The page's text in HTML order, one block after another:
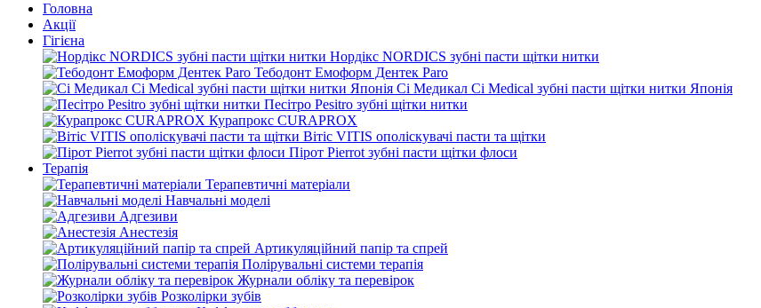
Головна
Акції
Гігієна
Нордікс NORDICS зубні пасти щітки нитки
Тебодонт Емоформ Дентек Paro
Сі Медикал Ci Medical зубні пасти щітки нитки Японія
Песітро Pesitro зубні щітки нитки
Курапрокс CURAPROX
Вітіс VITIS ополіскувачі пасти та щітки
Пірот Pierrot зубні пасти щітки флоси
Терапія
Терапевтичні матеріали
Навчальні моделі
Адгезиви
Анестезія
Артикуляційний папір та спрей
Полірувальні системи терапія
Журнали обліку та перевірок
Розколірки зубів